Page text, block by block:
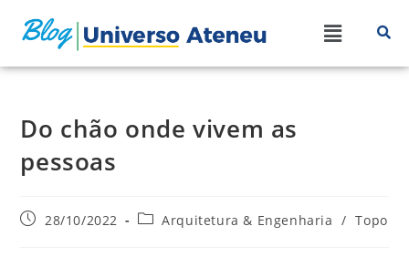
Do chão onde vivem as
pessoas
28/10/2022 Arquitetura & Engenharia / Topo